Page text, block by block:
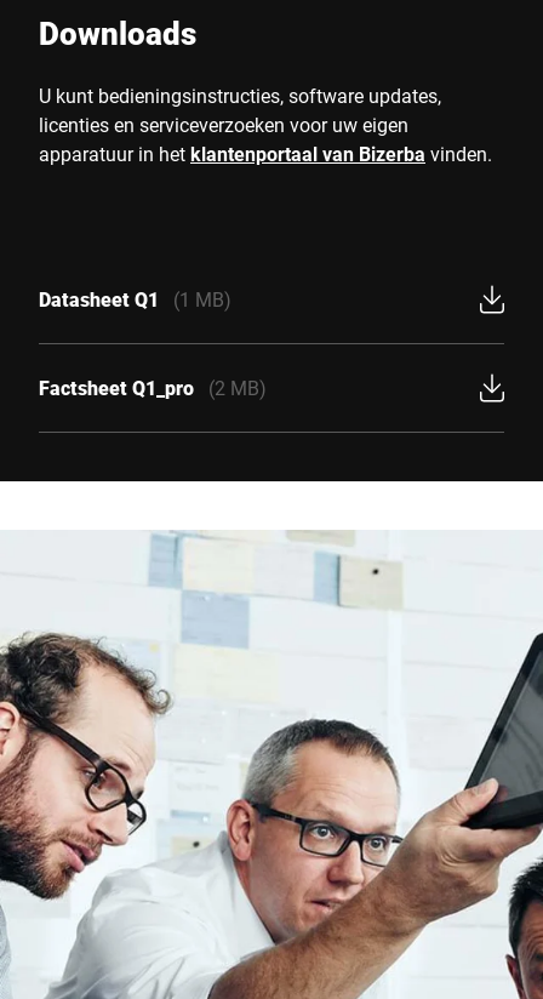
Downloads
U kunt bedieningsinstructies, software updates,
licenties en serviceverzoeken voor uw eigen
apparatuur in hetklantenportaal van Bizerba vinden.
Datasheet Q1 (1 MB)
Factsheet Q1_pro (2 MB)